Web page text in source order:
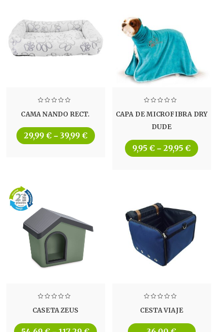
CAMA NANDO RECT.
29,99 € – 39,99 €
CAPA DE MICROFIBRA DRY
DUDE
9,95 € – 29,95 €
CASETA ZEUS CESTA VIAJE